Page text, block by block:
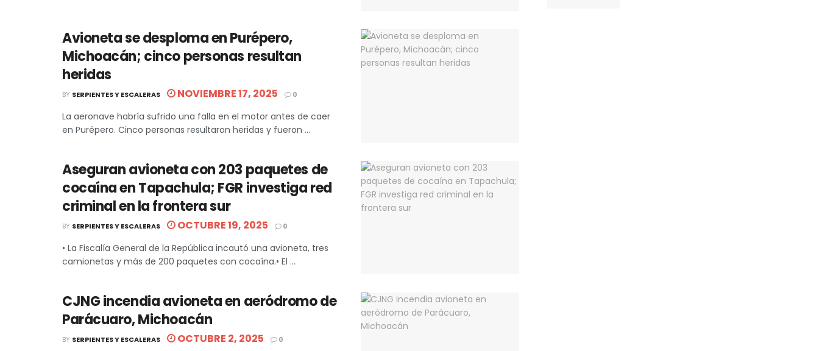
Avioneta se desploma en Purépero,
Michoacán; cinco personas resultan
heridas
BY SERPIENTES Y ESCALERAS NOVIEMBRE 17, 2025 0
La aeronave habría sufrido una falla en el motor antes de caer
en Purépero. Cinco personas resultaron heridas y fueron ...
Aseguran avioneta con 203 paquetes de
cocaína en Tapachula; FGR investiga red
criminal en la frontera sur
BY SERPIENTES Y ESCALERAS OCTUBRE 19, 2025 0
• La Fiscalía General de la República incautó una avioneta, tres
camionetas y más de 200 paquetes con cocaína.• El ...
CJNG incendia avioneta en aeródromo de
Parácuaro, Michoacán
BY SERPIENTES Y ESCALERAS OCTUBRE 2, 2025 0